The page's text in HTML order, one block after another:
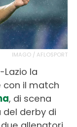
IMAGO / AFLOSPORT
Lazio la
con il match
, di scena
del derby di